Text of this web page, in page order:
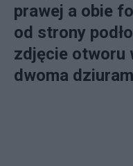
prawej a obie
od strony
zdjęcie otworu
dwoma